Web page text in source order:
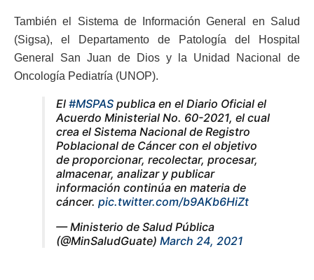
También el Sistema de Información General en Salud
(Sigsa), el Departamento de Patología del Hospital
General San Juan de Dios y la Unidad Nacional de
Oncología Pediatría (UNOP).
El #MSPAS publica en el Diario Oficial el
Acuerdo Ministerial No. 60-2021, el cual
crea el Sistema Nacional de Registro
Poblacional de Cáncer con el objetivo
de proporcionar, recolectar, procesar,
almacenar, analizar y publicar
información continúa en materia de
cáncer. pic.twitter.com/b9AKb6HiZt
— Ministerio de Salud Pública
(@MinSaludGuate) March 24, 2021